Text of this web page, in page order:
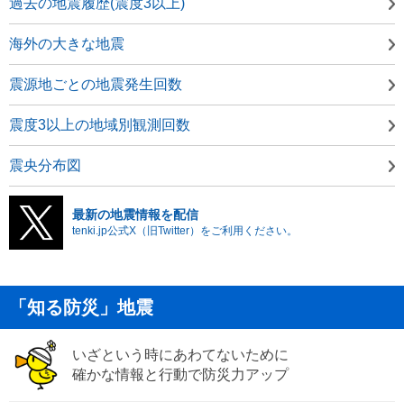
海外の大きな地震
震源地ごとの地震発生回数
震度3以上の地域別観測回数
震央分布図
最新の地震情報を配信
tenki.jp公式X（旧Twitter）をご利用ください。
「知る防災」地震
いざという時にあわてないために
確かな情報と行動で防災力アップ